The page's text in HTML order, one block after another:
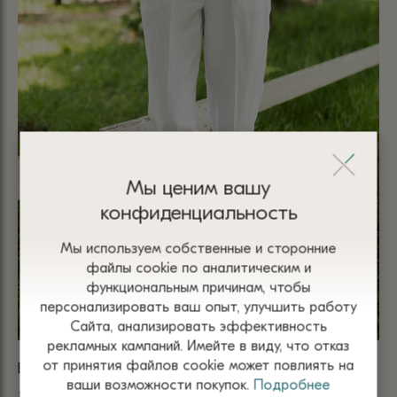
БРЮКИ БЕЛЫЕ ИЗ ВИСКОЗЫ И ЛЬНА НА РЕЗИНКЕ 5014
Мы ценим вашу
конфиденциальность
Мы используем собственные и сторонние
файлы сооkіе по аналитическим и
функциональным причинам, чтобы
персонализировать ваш опыт, улучшить работу
Сайта, анализировать эффективность
рекламных кампаний. Имейте в виду, что отказ
от принятия файлов сооkіе может повлиять на
ваши возможности покупок. Подробнее